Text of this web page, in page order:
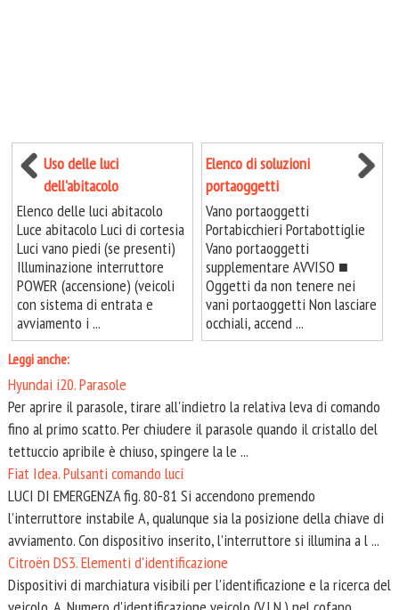
Uso delle luci
dell'abitacolo
Elenco delle luci abitacolo
Luce abitacolo Luci di cortesia
Luci vano piedi (se presenti)
Illuminazione interruttore
POWER (accensione) (veicoli
con sistema di entrata e
avviamento i ...
Elenco di soluzioni
portaoggetti
Vano portaoggetti
Portabicchieri Portabottiglie
Vano portaoggetti
supplementare AVVISO ■
Oggetti da non tenere nei
vani portaoggetti Non lasciare
occhiali, accend ...
Leggi anche:
Hyundai i20. Parasole
Per aprire il parasole, tirare all'indietro la relativa leva di comando
fino al primo scatto. Per chiudere il parasole quando il cristallo del
tettuccio apribile è chiuso, spingere la le ...
Fiat Idea. Pulsanti comando luci
LUCI DI EMERGENZA fig. 80-81 Si accendono premendo
l’interruttore instabile A, qualunque sia la posizione della chiave di
avviamento. Con dispositivo inserito, l’interruttore si illumina a l ...
Citroën DS3. Elementi d'identificazione
Dispositivi di marchiatura visibili per l'identificazione e la ricerca del